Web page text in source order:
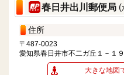
春日井出川郵便局 (
住所
〒487-0023
愛知県春日井市不二ガ丘１－１
大きな地図